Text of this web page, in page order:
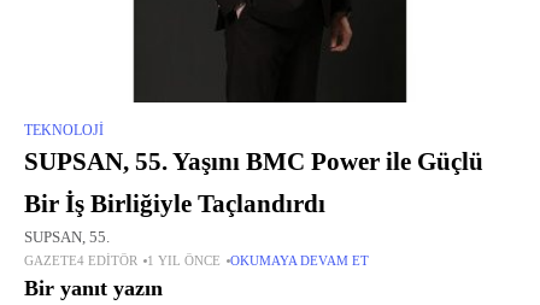
TEKNOLOJI
SUPSAN, 55. Yaşını BMC Power ile Güçlü
Bir İş Birliğiyle Taçlandırdı
SUPSAN, 55.
GAZETE4 EDITÖR 1 YIL ÖNCE OKUMAYA DEVAM ET
Bir yanıt yazın